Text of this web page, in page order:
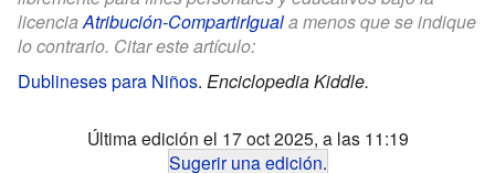
licenciaAtribución-CompartirIguala menos que se indique
lo contrario. Citar este artículo:
Dublineses para Niños. Enciclopedia Kiddle.
Última edición el 17 oct 2025, a las 11:19
Sugerir una edición.